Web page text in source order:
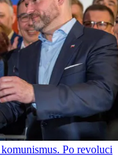
Po revoluci